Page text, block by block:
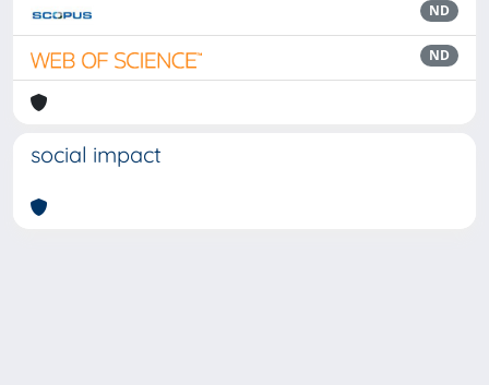
ND
ND
social impact